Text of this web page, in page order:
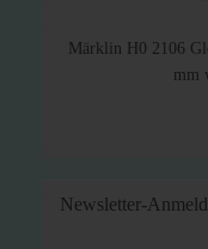
Märklin H0 2106
mm
Newsletter-